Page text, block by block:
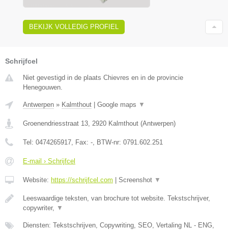
BEKIJK VOLLEDIG PROFIEL
Schrijfcel
Niet gevestigd in de plaats Chievres en in de provincie
Henegouwen.
Antwerpen » Kalmthout Google maps ▼
Groenendriesstraat 13, 2920 Kalmthout (Antwerpen)
Tel: 0474265917, Fax: -, BTW-nr: 0791.602.251
E-mail › Schrijfcel
Website: https://schrijfcel.com Screenshot ▼
Leeswaardige teksten, van brochure tot website. Tekstschrijver,
copywriter, ▼
Diensten: Tekstschrijven, Copywriting, SEO, Vertaling NL - ENG,